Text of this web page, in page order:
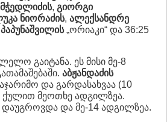
, გიორგი
ნიორაძის, ალექსანდრე
„ორიაკი“ და 36:25
გაიტანა. ეს მისი მე-8
აბჟანდაძის
და გარდასახვაა (10
ქულით მეოთხე ადგილზეა.
დაუგროვდა და მე-14 ადგილზეა.